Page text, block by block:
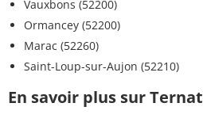
Vauxbons (52200)
Ormancey (52200)
Marac (52260)
Saint-Loup-sur-Aujon (52210)
En savoir plus sur Ternat